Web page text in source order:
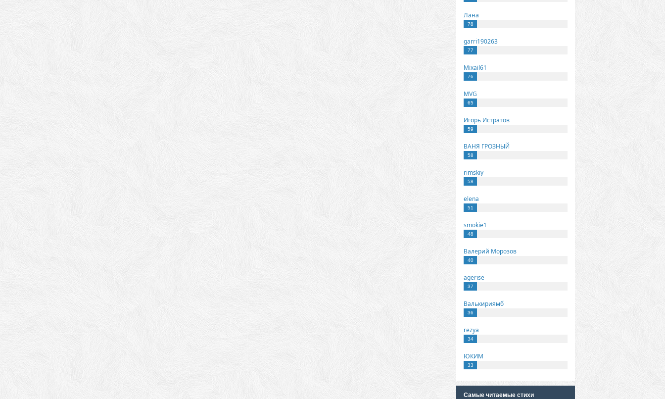
Лана
78
garri190263
77
Mixail61
76
MVG
65
Игорь Истратов
59
ВАНЯ ГРОЗНЫЙ
58
rimskiy
58
elena
51
smokie1
48
Валерий Морозов
40
agerise
37
Валькириямб
36
rezya
34
ЮКИМ
33
Самые читаемые стихи